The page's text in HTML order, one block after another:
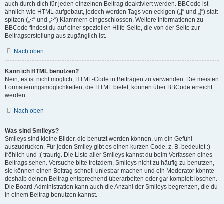
auch durch dich für jeden einzelnen Beitrag deaktiviert werden. BBCode ist
ähnlich wie HTML aufgebaut, jedoch werden Tags von eckigen („[“ und „]“) statt
spitzen („<“ und „>“) Klammern eingeschlossen. Weitere Informationen zu
BBCode findest du auf einer speziellen Hilfe-Seite, die von der Seite zur
Beitragserstellung aus zugänglich ist.
Nach oben
Kann ich HTML benutzen?
Nein, es ist nicht möglich, HTML-Code in Beiträgen zu verwenden. Die meisten
Formatierungsmöglichkeiten, die HTML bietet, können über BBCode erreicht
werden.
Nach oben
Was sind Smileys?
Smileys sind kleine Bilder, die benutzt werden können, um ein Gefühl
auszudrücken. Für jeden Smiley gibt es einen kurzen Code, z. B. bedeutet :)
fröhlich und :( traurig. Die Liste aller Smileys kannst du beim Verfassen eines
Beitrags sehen. Versuche bitte trotzdem, Smileys nicht zu häufig zu benutzen,
sie können einen Beitrag schnell unlesbar machen und ein Moderator könnte
deshalb deinen Beitrag entsprechend überarbeiten oder gar komplett löschen.
Die Board-Administration kann auch die Anzahl der Smileys begrenzen, die du
in einem Beitrag benutzen kannst.